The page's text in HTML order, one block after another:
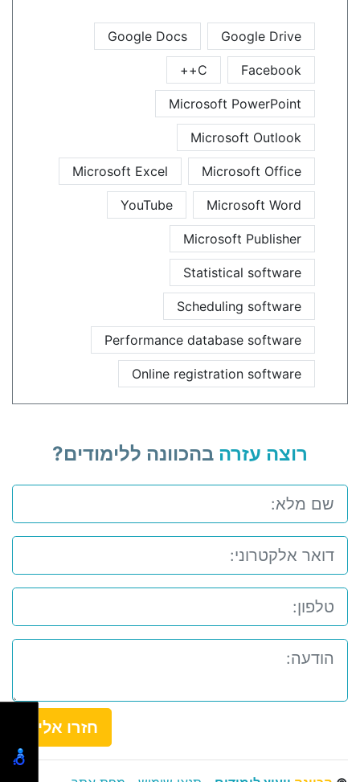
Google Drive
Google Docs
Facebook
C++
Microsoft PowerPoint
Microsoft Outlook
Microsoft Office
Microsoft Excel
Microsoft Word
YouTube
Microsoft Publisher
Statistical software
Scheduling software
Performance database software
Online registration software
רוצה עזרה בהכוונה ללימודים?
חזרו אלי